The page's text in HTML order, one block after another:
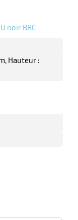
noir BRC
Hauteur :